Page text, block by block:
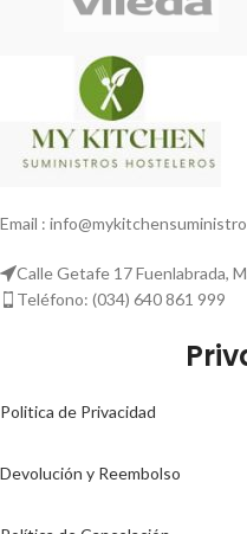
Email :
Calle Getafe 17 Fuenlabrada,
Teléfono: (034) 640 861 999
Politica de Privacidad
Devolución y Reembolso